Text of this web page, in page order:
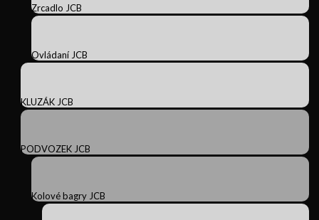
Zrcadlo JCB
Ovládaní JCB
KLUZÁK JCB
PODVOZEK JCB
Kolové bagry JCB